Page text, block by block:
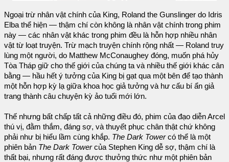
Ngoại trừ nhân vật chính của King, Roland the Gunslinger do Idris
Elba thể hiện — thậm chí còn không là nhân vật chính trong phim
này — các nhân vật khác trong phim đều là hỗn hợp nhiều nhân
vật từ loạt truyện. Trừ mạch truyện chính rộng nhất — Roland truy
lùng một người, do Matthew McConaughey đóng, muốn phá hủy
Tòa Tháp giữ cho thế giới của chúng ta và nhiều thế giới khác cân
bằng — hầu hết ý tưởng của King bị gạt qua một bên để tạo thành
một hỗn hợp kỳ lạ giữa khoa học giả tưởng và hư cấu bí ẩn giả
trang thành câu chuyện kỳ ảo tuổi mới lớn.
Thế nhưng bất chấp tất cả những điều đó, phim của đạo diễn Arcel
thú vị, đằm thắm, đáng sợ, và thuyết phục chân thật chứ không
phải như bị hiểu lầm cùng khắp. The Dark Towercó thể là một
phiên bản The Dark Towercủa Stephen King dễ sợ, thậm chí là
thất bại, nhưng rất đáng được thưởng thức như một phiên bản